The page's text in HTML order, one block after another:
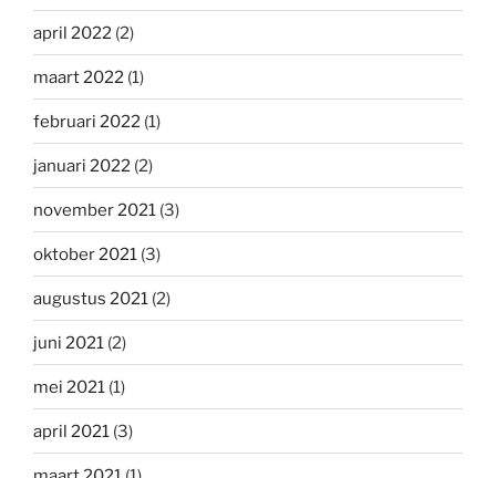
april 2022 (2)
maart 2022 (1)
februari 2022 (1)
januari 2022 (2)
november 2021 (3)
oktober 2021 (3)
augustus 2021 (2)
juni 2021 (2)
mei 2021 (1)
april 2021 (3)